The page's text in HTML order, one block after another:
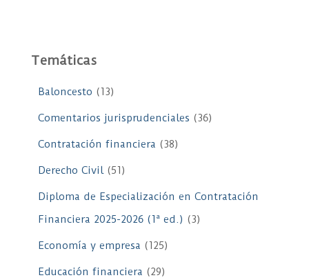
Temáticas
Baloncesto (13)
Comentarios jurisprudenciales (36)
Contratación financiera (38)
Derecho Civil(51)
Diploma de Especialización en Contratación
Financiera 2025-2026 (1ª ed.) (3)
Economía y empresa (125)
Educación financiera (29)